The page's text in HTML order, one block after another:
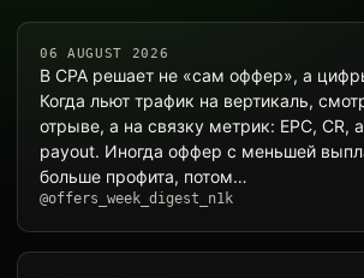
06 AUGUST 2026
В CPA решает не «сам оффер», а
Когда льют трафик на вертикаль,
отрыве, а на связку метрик: EPC, CR,
payout. Иногда оффер с меньшей
больше профита, потом…
@offers_week_digest_n1k